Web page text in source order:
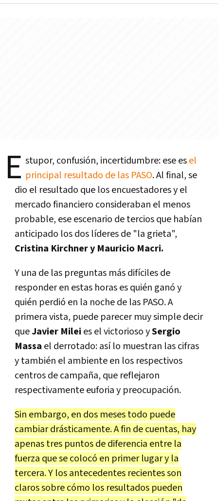
E stupor, confusión, incertidumbre: ese esel
principal resultado de las PASO. Al final, se
dio el resultado que los encuestadores y el
mercado financiero consideraban el menos
probable, ese escenario de tercios que habían
anticipado los dos líderes de "la grieta",
Cristina Kirchner y Mauricio Macri.
Y una de las preguntas más difíciles de
responder en estas horas es quién ganó y
quién perdió en la noche de las PASO. A
primera vista, puede parecer muy simple decir
queJavier Milei es el victorioso ySergio
Massa el derrotado: así lo muestran las cifras
y también el ambiente en los respectivos
centros de campaña, que reflejaron
respectivamente euforia y preocupación.
Sin embargo, en dos meses todo puede
cambiar drásticamente. A fin de cuentas, hay
apenas tres puntos de diferencia entre la
fuerza que se colocó en primer lugar y la
tercera. Y los antecedentes recientes son
claros sobre cómo los resultados pueden